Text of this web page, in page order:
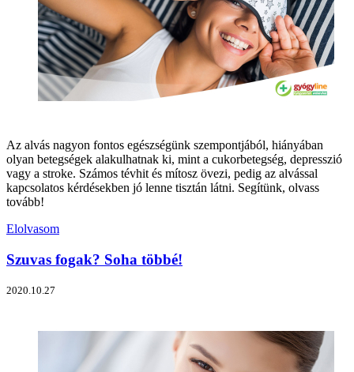
Az alvás nagyon fontos egészségünk szempontjából, hiányában
olyan betegségek alakulhatnak ki, mint a cukorbetegség, depresszió
vagy a stroke. Számos tévhit és mítosz övezi, pedig az alvással
kapcsolatos kérdésekben jó lenne tisztán látni. Segítünk, olvass
tovább!
Elolvasom
Szuvas fogak? Soha többé!
2020.10.27